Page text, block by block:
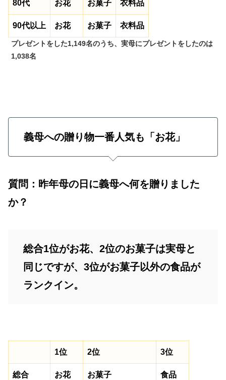
80代 お花 お菓子 衣料品
90代以上 お花 お菓子 衣料品
プレゼントをした1,149名のうち、実母にプレゼントをしたのは
1,038名
義母への贈り物一番人気も「お花」
質問：昨年母の日に義母へ何を贈りました
か？
総合1位がお花、2位のお菓子は実母と
同じですが、3位がお菓子以外の食品が
ランクイン。
1位 2位 3位
総合 お花 お菓子 食品